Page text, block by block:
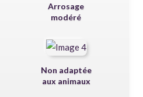
Arrosage
modéré
Non adaptée
aux animaux